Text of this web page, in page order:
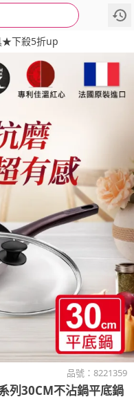
★下殺5折up
品號： 8221359
列30CM不沾鍋平底鍋